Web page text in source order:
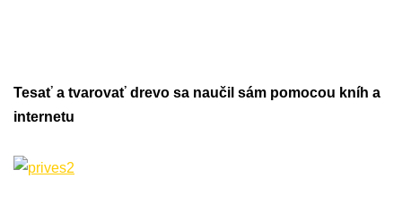
Tesať a tvarovať drevo sa naučil sám pomocou kníh a
internetu